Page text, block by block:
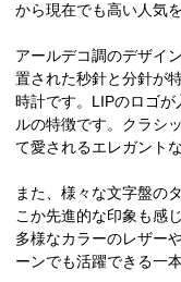
から現在でも高い人気
アールデコ調のデザイ
置された秒針と分針が
時計です。LIPのロゴ
ルの特徴です。クラシ
て愛されるエレガント
また、様々な文字盤の
こか先進的な印象も感
多様なカラーのレザー
ーンでも活躍できる一